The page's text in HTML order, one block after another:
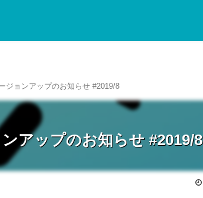
ジョンアップのお知らせ #2019/8
アップのお知らせ #2019/8